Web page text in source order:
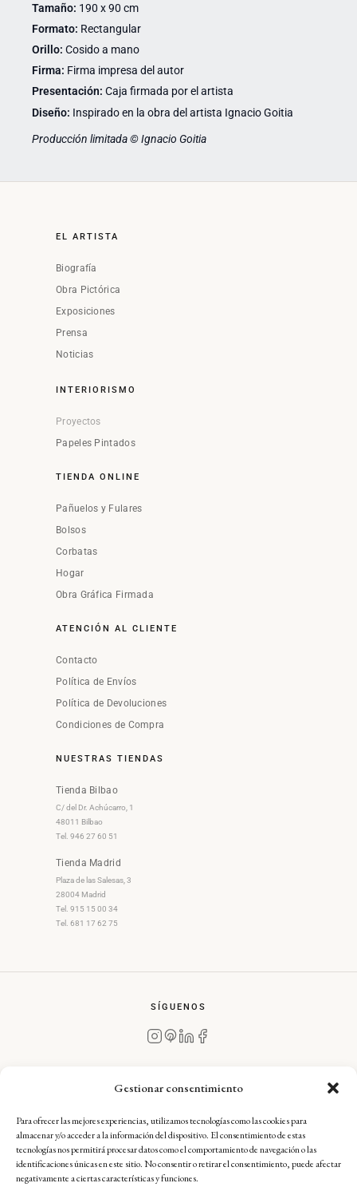
Gestionar consentimiento
Para ofrecer las mejores experiencias, utilizamos tecnologías como las cookies para
almacenar y/o acceder a la información del dispositivo. El consentimiento de estas
tecnologías nos permitirá procesar datos como el comportamiento de navegación o las
identificaciones únicas en este sitio. No consentir o retirar el consentimiento, puede afectar
negativamente a ciertas características y funciones.
Tamaño: 190 x 90 cm
Formato: Rectangular
Orillo: Cosido a mano
Firma: Firma impresa del autor
Presentación: Caja firmada por el artista
Diseño: Inspirado en la obra del artista Ignacio Goitia
Producción limitada © Ignacio Goitia
EL ARTISTA
Biografía
Obra Pictórica
Exposiciones
Prensa
Noticias
INTERIORISMO
Proyectos
Papeles Pintados
TIENDA ONLINE
Pañuelos y Fulares
Bolsos
Corbatas
Hogar
Obra Gráfica Firmada
ATENCIÓN AL CLIENTE
Contacto
Política de Envíos
Política de Devoluciones
Condiciones de Compra
NUESTRAS TIENDAS
Tienda Bilbao
C/ del Dr. Achúcarro, 1
48011 Bilbao
Tel. 946 27 60 51
Tienda Madrid
Plaza de las Salesas, 3
28004 Madrid
Tel. 915 15 00 34
Tel. 681 17 62 75
SÍGUENOS
Aviso Legal·Condiciones Generales de Compra·
Política de Devoluciones·Política de Envíos·
Política de Privacidad
Política de Cookies — Complianz
Ignacio Goitia Arts & Crafts, S.L.U. — CIF: B02680973